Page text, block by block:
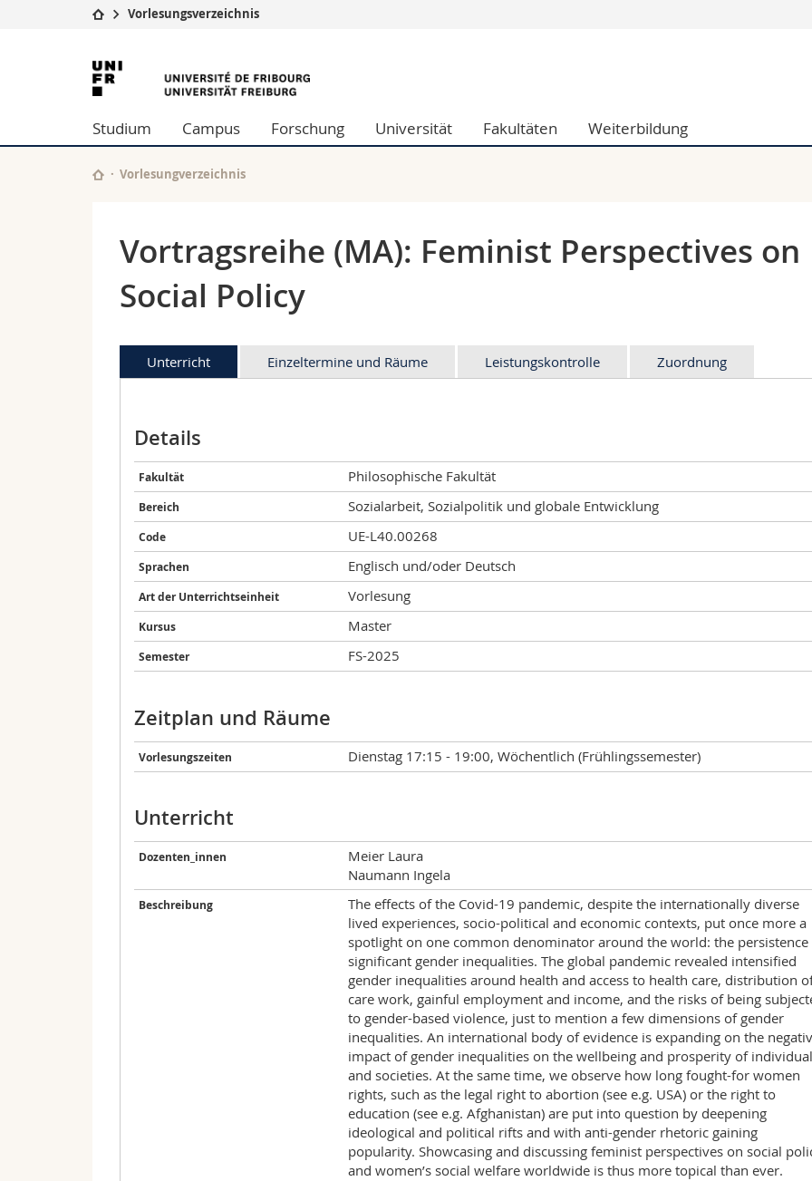
Universität
Studium
Forschung
Universität
Weiterbildung
Wirtschafts- und Sozialwissenschaftliche Fak.
Philosophische Fak.
Forschende
Vorlesungsverzeichnis
Universität
Freiburg
Studium Campus Forschung Universität Fakultäten Weiterbildung
Vorlesungverzeichnis
Vortragsreihe (MA): Feminist Perspectives on
Social Policy
Unterricht Einzeltermine und Räume Leistungskontrolle Zuordnung
Details
Fakultät Philosophische Fakultät
Bereich Sozialarbeit, Sozialpolitik und globale Entwicklung
Code UE-L40.00268
Sprachen Englisch und/oder Deutsch
Art der Unterrichtseinheit Vorlesung
Kursus Master
Semester FS-2025
Zeitplan und Räume
Vorlesungszeiten Dienstag 17:15 - 19:00, Wöchentlich (Frühlingssemester)
Unterricht
Dozenten_innen
Meier Laura
Naumann Ingela
Beschreibung
The effects of the Covid-19 pandemic, despite the internationally diverse
lived experiences, socio-political and economic contexts, put once more a
spotlight on one common denominator around the world: the persistence
significant gender inequalities. The global pandemic revealed intensified
gender inequalities around health and access to health care, distribution
care work, gainful employment and income, and the risks of being
to gender-based violence, just to mention a few dimensions of gender
inequalities. An international body of evidence is expanding on the
impact of gender inequalities on the wellbeing and prosperity of
and societies. At the same time, we observe how long fought-for women
rights, such as the legal right to abortion (see e.g. USA) or the right to
education (see e.g. Afghanistan) are put into question by deepening
ideological and political rifts and with anti-gender rhetoric gaining
popularity. Showcasing and discussing feminist perspectives on social
and women’s social welfare worldwide is thus more topical than ever.